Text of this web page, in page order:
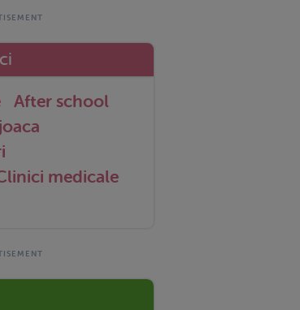
After school
medicale